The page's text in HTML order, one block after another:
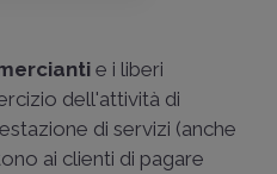
e i liberi
dell'attività di
di servizi (anche
ai clienti di pagare